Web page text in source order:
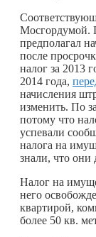
Мосгордумой.
предполагал
после
налог за 2013
2014 года,
начисления
изменить. По
потому что
успевали
налога на
знали, что они
Налог на
него
квартирой,
более 50 кв.